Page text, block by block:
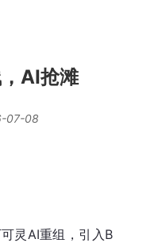
AI抢滩
07-08
灵AI重组，引入B